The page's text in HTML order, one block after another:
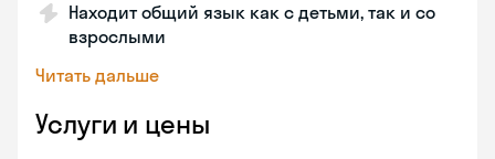
Находит общий язык как с детьми, так и со
взрослыми
Читать дальше
Услуги и цены